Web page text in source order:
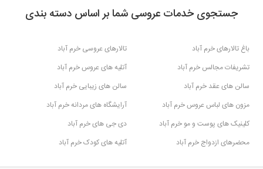
جستجوی خدمات عروسی شما بر اساس دسته بندی
باغ تالارهای خرم آباد
تالارهای عروسی خرم آباد
تشریفات مجالس خرم آباد
آتلیه های عروس خرم آباد
سالن های عقد خرم آباد
سالن های زیبایی خرم آباد
مزون های لباس عروس خرم آباد
آرایشگاه های مردانه خرم آباد
کلینیک های پوست و مو خرم آباد
دی جی های خرم آباد
محضرهای ازدواج خرم آباد
آتلیه های کودک خرم آباد